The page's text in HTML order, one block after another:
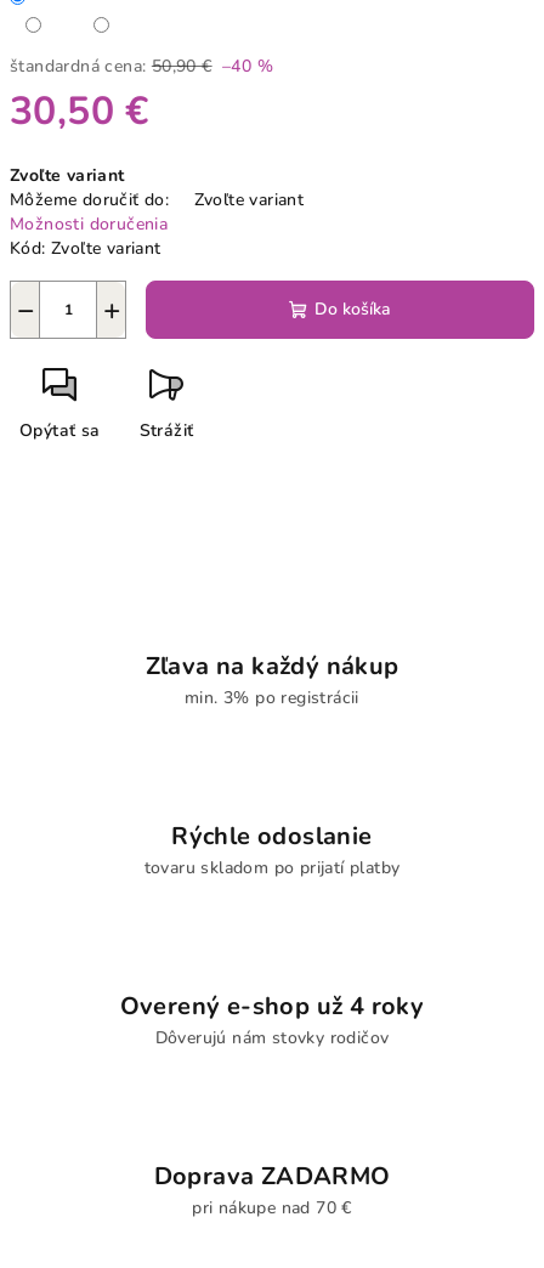
štandardná cena: 50,90 € –40 %
30,50 €
cena:
Zvoľte variant
Môžeme doručiť do:
Zvoľte variant
Možnosti doručenia
Kód: Zvoľte variant
+
− Do košíka
Opýtať sa Strážiť
Zľava na každý nákup
min. 3% po registrácii
Rýchle odoslanie
tovaru skladom po prijatí platby
Overený e-shop už 4 roky
Dôverujú nám stovky rodičov
Doprava ZADARMO
pri nákupe nad 70 €